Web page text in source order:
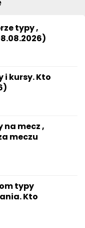
typy ,
i kursy. Kto
na mecz ,
meczu
typy
Kto